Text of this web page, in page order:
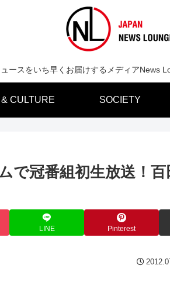
ースをいち早くお届けするメディアNews
& CULTURE SOCIETY
で冠番組初生放送！百
LINE Pinterest